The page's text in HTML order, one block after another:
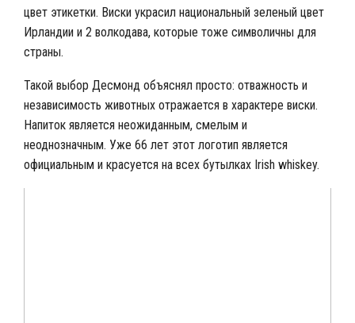
цвет этикетки. Виски украсил национальный зеленый цвет
Ирландии и 2 волкодава, которые тоже символичны для
страны.
Такой выбор Десмонд объяснял просто: отважность и
независимость животных отражается в характере виски.
Напиток является неожиданным, смелым и
неоднозначным. Уже 66 лет этот логотип является
официальным и красуется на всех бутылках Irish whiskey.